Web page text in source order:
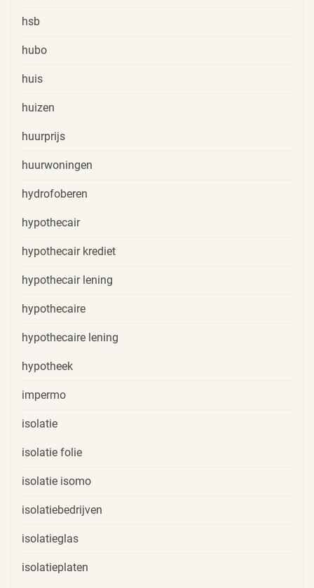
hsb
hubo
huis
huizen
huurprijs
huurwoningen
hydrofoberen
hypothecair
hypothecair krediet
hypothecair lening
hypothecaire
hypothecaire lening
hypotheek
impermo
isolatie
isolatie folie
isolatie isomo
isolatiebedrijven
isolatieglas
isolatieplaten